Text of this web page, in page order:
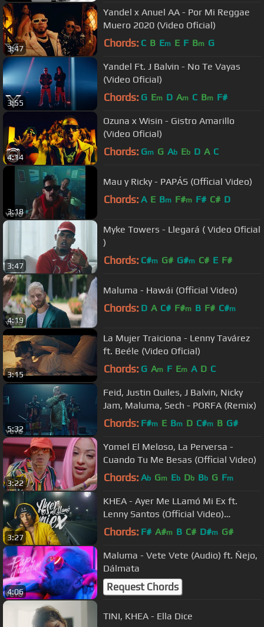
3:47
Yandel x Anuel AA - Por Mi Reggae
Muero 2020 (Video Oficial)
Chords: C B Em E F Bm G
3:55
Yandel Ft. J Balvin - No Te Vayas
(Video Oficial)
Chords: G Em D Am C Bm F#
4:14
Ozuna x Wisin - Gistro Amarillo
(Video Oficial)
Chords: Gm G Ab Eb D A C
3:18
Mau y Ricky - PAPÁS (Official Video)
Chords: A E Bm F#m F# C# D
3:47
Myke Towers - Llegará ( Video Oficial
)
Chords: C#m G# G#m C# E F#
4:19
Maluma - Hawái (Official Video)
Chords: D A C# F#m B F# C#m
3:15
La Mujer Traiciona - Lenny Tavárez
ft. Beéle (Video Oficial)
Chords: G Am F Em A D C
5:32
Feid, Justin Quiles, J Balvin, Nicky
Jam, Maluma, Sech - PORFA (Remix)
Chords: F#m E Bm D C#m B G#
3:22
Yomel El Meloso, La Perversa -
Cuando Tu Me Besas (Official Video)
Chords: Ab Gm Eb Db Bb G Fm
3:27
KHEA - Ayer Me LLamó Mi Ex ft.
Lenny Santos (Official Video)
#AMLME
Chords: F# A#m B C# D#m G#
4:06
Maluma - Vete Vete (Audio) ft. Ñejo,
Dálmata
Request Chords
TINI, KHEA - Ella Dice